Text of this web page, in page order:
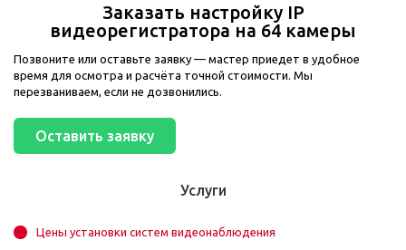
Заказать настройку IP
видеорегистратора на 64 камеры
Позвоните или оставьте заявку — мастер приедет в удобное
время для осмотра и расчёта точной стоимости. Мы
перезваниваем, если не дозвонились.
Оставить заявку
Услуги
Цены установки систем видеонаблюдения